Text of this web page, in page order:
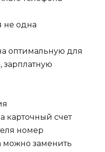
не одна
оптимальную для
зарплатную
карточный счет
номер
можно заменить